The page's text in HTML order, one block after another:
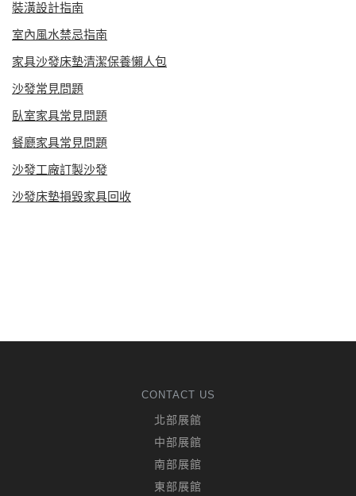
裝潢設計指南
室內風水禁忌指南
家具沙發床墊清潔保養懶人包
沙發常見問題
臥室家具常見問題
餐廳家具常見問題
沙發工廠訂製沙發
沙發床墊損毀家具回收
CONTACT US
北部展館
中部展館
南部展館
東部展館